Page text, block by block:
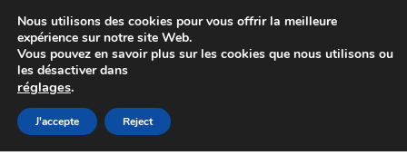
Colissimo livraison à partir de 7 EUR
Du lundi au vendredi de 9 h à 16 h
Aller
à
Aller
au
Nous utilisons des cookies pour vous offrir la meilleure
expérience sur notre site Web.
Vous pouvez en savoir plus sur les cookies que nous utilisons ou
les désactiver dans
réglages.
J'accepte Reject